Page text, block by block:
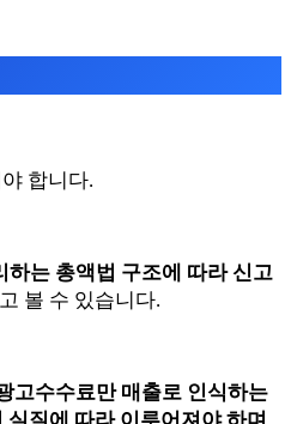
합니다.
는 총액법 구조에 따라 신고
볼 수 있습니다.
고수수료만 매출로 인식하는